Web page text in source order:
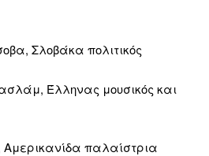
Σλοβάκα πολιτικός
Έλληνας μουσικός και
Αμερικανίδα παλαίστρια